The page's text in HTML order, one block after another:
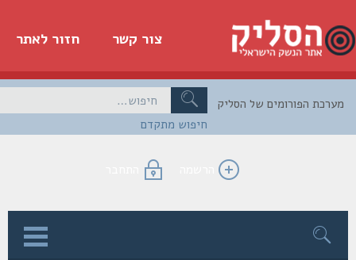
חזור לאתר צור קשר
חיפוש מתקדם
הפורומים של הסליק
הרשמה התחבר